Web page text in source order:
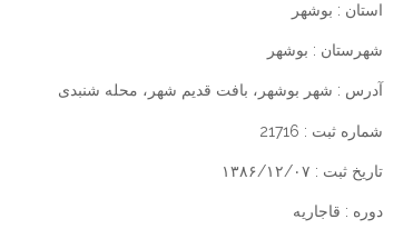
استان : بوشهر
شهرستان : بوشهر
آدرس : شهر بوشهر، بافت قدیم شهر، محله شنبدی
شماره ثبت : 21716
تاریخ ثبت : ۱۳۸۶/۱۲/۰۷
دوره : قاجاریه